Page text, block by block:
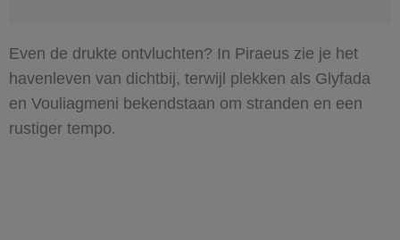
Even de drukte ontvluchten? In Piraeus zie je het
havenleven van dichtbij, terwijl plekken als Glyfada
en Vouliagmeni bekendstaan om stranden en een
rustiger tempo.